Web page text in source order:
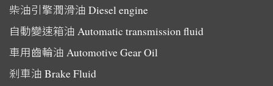
柴油引擎潤滑油 Diesel engine
自動變速箱油 Automatic transmission fluid
車用齒輪油 Automotive Gear Oil
剎車油 Brake Fluid